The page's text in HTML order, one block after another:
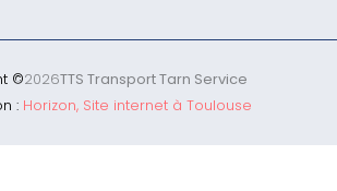
©2026TTS Transport Tarn Service
: Horizon, Site internet à Toulouse